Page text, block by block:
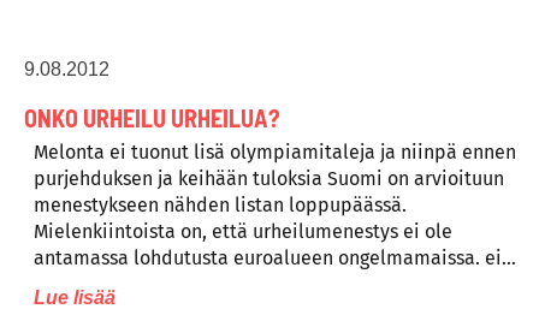
9.08.2012
ONKO URHEILU URHEILUA?
Melonta ei tuonut lisä olympiamitaleja ja niinpä ennen
purjehduksen ja keihään tuloksia Suomi on arvioituun
menestykseen nähden listan loppupäässä.
Mielenkiintoista on, että urheilumenestys ei ole
antamassa lohdutusta euroalueen ongelmamaissa. ei…
Lue lisää